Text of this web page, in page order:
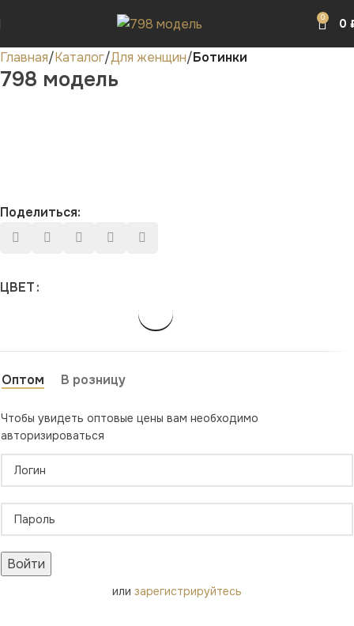
0 0
Главная Каталог Для женщин Ботинки
798 модель
Поделиться:
ЦВЕТ
Оптом В розницу
Чтобы увидеть оптовые цены вам необходимо
авторизироваться
Войти
или зарегистрируйтесь